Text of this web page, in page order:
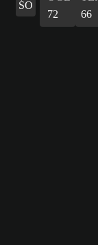
ŚO
72
66